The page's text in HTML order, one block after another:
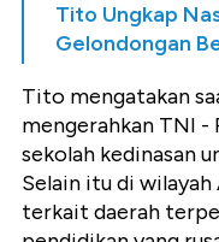
Tito Ungkap
Gelondongan
Tito mengatakan
mengerahkan TNI -
sekolah kedinasan
Selain itu di
terkait daerah